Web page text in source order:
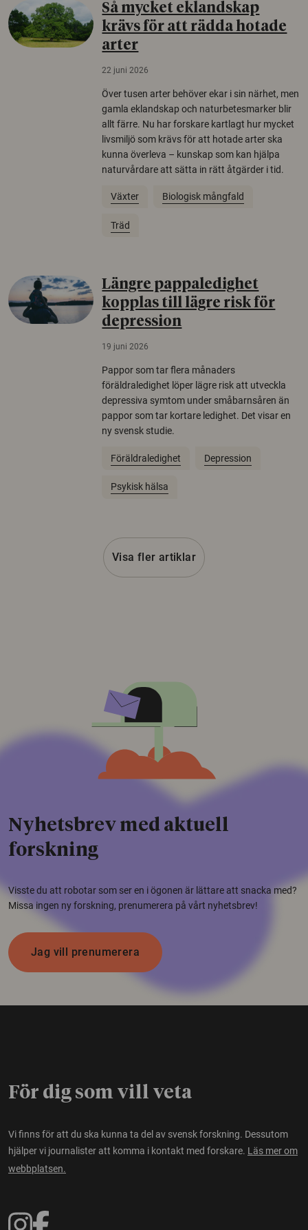
Så mycket eklandskap
krävs för att rädda hotade
arter
22 juni 2026
Över tusen arter behöver ekar i sin närhet, men
gamla eklandskap och naturbetesmarker blir
allt färre. Nu har forskare kartlagt hur mycket
livsmiljö som krävs för att hotade arter ska
kunna överleva – kunskap som kan hjälpa
naturvårdare att sätta in rätt åtgärder i tid.
Växter Biologisk mångfald
Träd
Längre pappaledighet
kopplas till lägre risk för
depression
19 juni 2026
Pappor som tar flera månaders
föräldraledighet löper lägre risk att utveckla
depressiva symtom under småbarnsåren än
pappor som tar kortare ledighet. Det visar en
ny svensk studie.
Föräldraledighet Depression
Psykisk hälsa
Visa fler artiklar
Nyhetsbrev med aktuell
forskning
Visste du att robotar som ser en i ögonen är lättare att snacka med?
Missa ingen ny forskning, prenumerera på vårt nyhetsbrev!
Jag vill prenumerera
För dig som vill veta
Vi finns för att du ska kunna ta del av svensk forskning. Dessutom
hjälper vi journalister att komma i kontakt med forskare. Läs mer om
webbplatsen.